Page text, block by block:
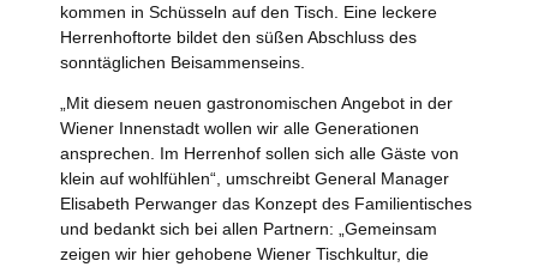
kommen in Schüsseln auf den Tisch. Eine leckere
Herrenhoftorte bildet den süßen Abschluss des
sonntäglichen Beisammenseins.
„Mit diesem neuen gastronomischen Angebot in der
Wiener Innenstadt wollen wir alle Generationen
ansprechen. Im Herrenhof sollen sich alle Gäste von
klein auf wohlfühlen“, umschreibt General Manager
Elisabeth Perwanger das Konzept des Familientisches
und bedankt sich bei allen Partnern: „Gemeinsam
zeigen wir hier gehobene Wiener Tischkultur, die